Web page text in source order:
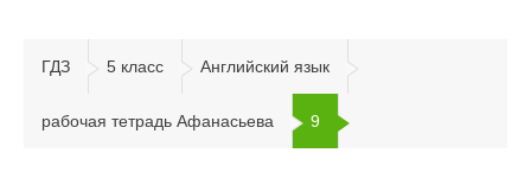
ГДЗ 5 класс Английский язык
рабочая тетрадь Афанасьева 9